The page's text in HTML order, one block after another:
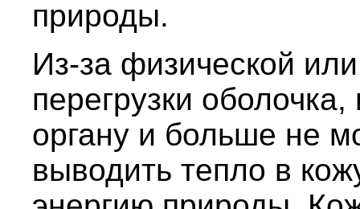
природы.
Из-за физической
перегрузки
органу и больше не
выводить тепло в